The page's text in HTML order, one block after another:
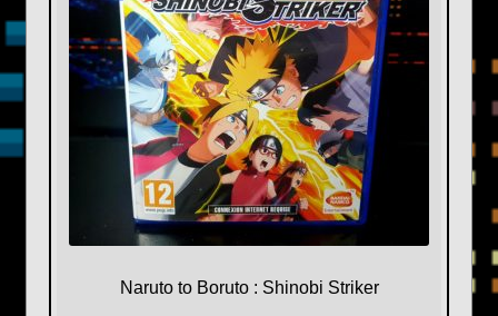
Naruto to Boruto : Shinobi Striker